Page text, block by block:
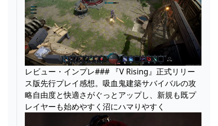
レビュー・インプレ### 『V Rising』正式リリー
ス版先行プレイ感想。吸血鬼建築サバイバルの攻
略自由度と快適さがぐっとアップし、新規も既プ
レイヤーも始めやすく沼にハマりやすく